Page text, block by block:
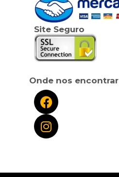
Site Seguro
Onde nos encontrar